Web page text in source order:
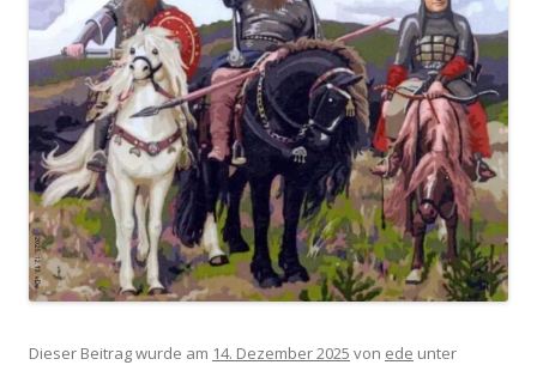
Dieser Beitrag wurde am 14. Dezember 2025 von ede unter